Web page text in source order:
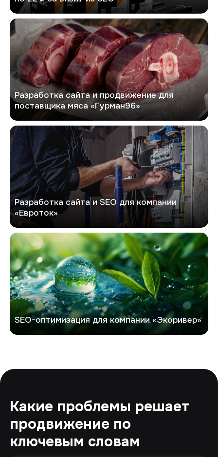
Гурман96
Разработка сайта и продвижение для
поставщика мяса «Гурман96»
Евроток
Разработка сайта и SEO для компании
«Евроток»
Экоривер
SEO-оптимизация для компании «Экоривер»
Какие проблемы решает
продвижение по
ключевым словам